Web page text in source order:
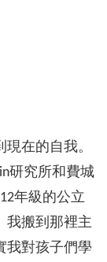
在的自我。
研究所和費城
年級的公立
我搬到那裡主
我對孩子們學